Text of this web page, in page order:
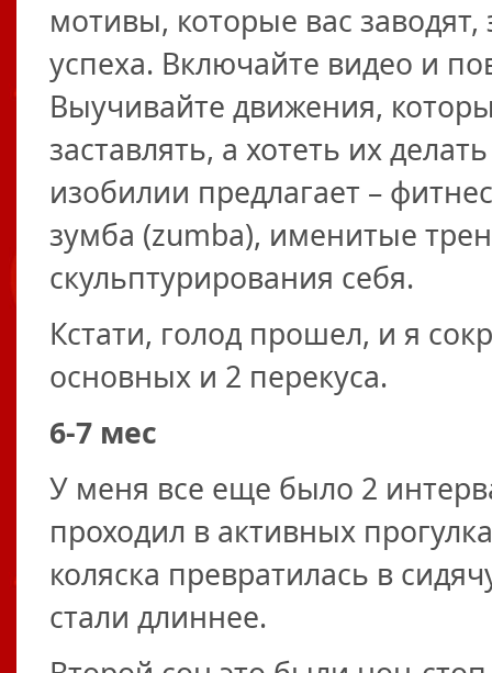
мотивы, которые вас
успеха. Включайте видео и
Выучивайте движения,
заставлять, а хотеть их
изобилии предлагает –
зумба (zumba), именитые
скульптурирования себя.
Кстати, голод прошел, и я
основных и 2 перекуса.
6-7 мес
У меня все еще было 2
проходил в активных
коляска превратилась в
стали длиннее.